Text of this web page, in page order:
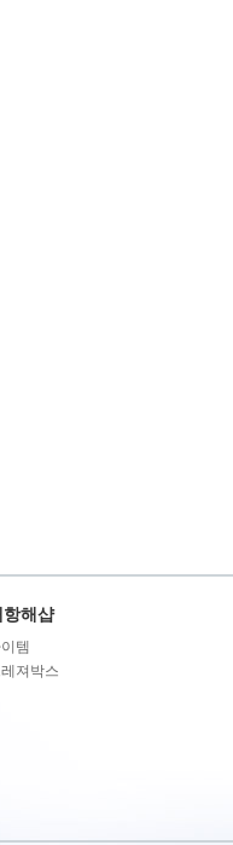
항해샵
템
져박스